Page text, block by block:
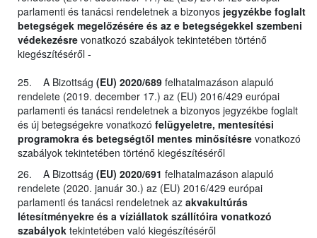
parlamenti és tanácsi rendeletnek a bizonyos jegyzékbe foglalt
betegségek megelőzésére és az e betegségekkel szembeni
védekezésre vonatkozó szabályok tekintetében történő
kiegészítéséről -
25. A Bizottság (EU) 2020/689 felhatalmazáson alapuló
rendelete (2019. december 17.) az (EU) 2016/429 európai
parlamenti és tanácsi rendeletnek a bizonyos jegyzékbe foglalt
és új betegségekre vonatkozó felügyeletre, mentesítési
programokra és betegségtől mentes minősítésre vonatkozó
szabályok tekintetében történő kiegészítéséről
26. A Bizottság (EU) 2020/691 felhatalmazáson alapuló
rendelete (2020. január 30.) az (EU) 2016/429 európai
parlamenti és tanácsi rendeletnek az akvakultúrás
létesítményekre és a víziállatok szállítóira vonatkozó
szabályok tekintetében való kiegészítéséről